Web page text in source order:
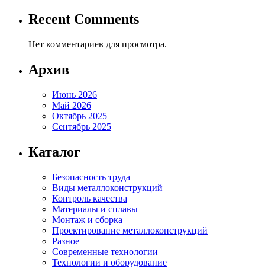
Recent Comments
Нет комментариев для просмотра.
Архив
Июнь 2026
Май 2026
Октябрь 2025
Сентябрь 2025
Каталог
Безопасность труда
Виды металлоконструкций
Контроль качества
Материалы и сплавы
Монтаж и сборка
Проектирование металлоконструкций
Разное
Современные технологии
Технологии и оборудование